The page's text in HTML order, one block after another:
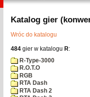
Katalog gier
Wróc do katalogu
484 gier w katalogu R:
R-Type-3000
R.O.T.O
RGB
RTA Dash
RTA Dash 2